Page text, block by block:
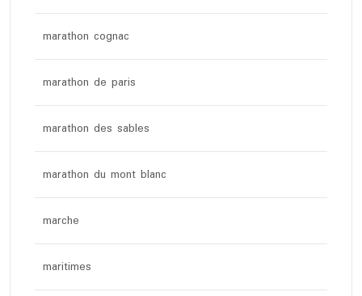
marathon cognac
marathon de paris
marathon des sables
marathon du mont blanc
marche
maritimes